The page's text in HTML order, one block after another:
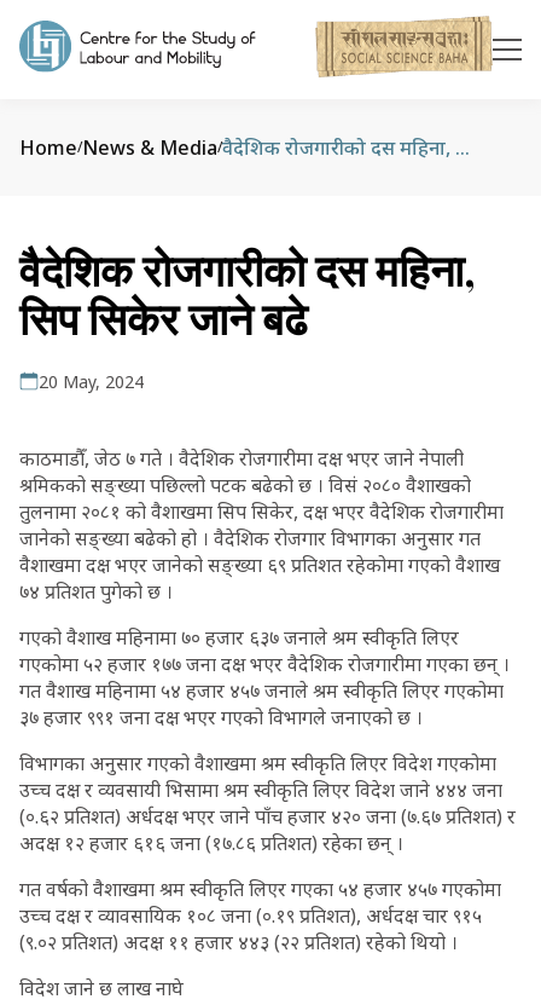
Home/News & Media/ वैदेशिक रोजगारीको दस महिना, सिप सिकेर जाने बढे
वैदेशिक रोजगारीको दस महिना,
सिप सिकेर जाने बढे
20 May, 2024
काठमाडौँ, जेठ ७ गते । वैदेशिक रोजगारीमा दक्ष भएर जाने नेपाली
श्रमिकको सङ्ख्या पछिल्लो पटक बढेको छ । विसं २०८० वैशाखको
तुलनामा २०८१ को वैशाखमा सिप सिकेर, दक्ष भएर वैदेशिक रोजगारीमा
जानेको सङ्ख्या बढेको हो । वैदेशिक रोजगार विभागका अनुसार गत
वैशाखमा दक्ष भएर जानेको सङ्ख्या ६९ प्रतिशत रहेकोमा गएको वैशाख
७४ प्रतिशत पुगेको छ ।
गएको वैशाख महिनामा ७० हजार ६३७ जनाले श्रम स्वीकृति लिएर
गएकोमा ५२ हजार १७७ जना दक्ष भएर वैदेशिक रोजगारीमा गएका छन् ।
गत वैशाख महिनामा ५४ हजार ४५७ जनाले श्रम स्वीकृति लिएर गएकोमा
३७ हजार ९९१ जना दक्ष भएर गएको विभागले जनाएको छ ।
विभागका अनुसार गएको वैशाखमा श्रम स्वीकृति लिएर विदेश गएकोमा
उच्च दक्ष र व्यवसायी भिसामा श्रम स्वीकृति लिएर विदेश जाने ४४४ जना
(०.६२ प्रतिशत) अर्धदक्ष भएर जाने पाँच हजार ४२० जना (७.६७ प्रतिशत) र
अदक्ष १२ हजार ६१६ जना (१७.८६ प्रतिशत) रहेका छन् ।
गत वर्षको वैशाखमा श्रम स्वीकृति लिएर गएका ५४ हजार ४५७ गएकोमा
उच्च दक्ष र व्यावसायिक १०८ जना (०.१९ प्रतिशत), अर्धदक्ष चार ९१५
(९.०२ प्रतिशत) अदक्ष ११ हजार ४४३ (२२ प्रतिशत) रहेको थियो ।
विदेश जाने छ लाख नाघे